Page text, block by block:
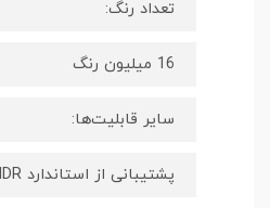
تعداد رنگ:
16 میلیون رنگ
سایر قابلیت‌ها:
پشتیبانی از استاندارد HDR